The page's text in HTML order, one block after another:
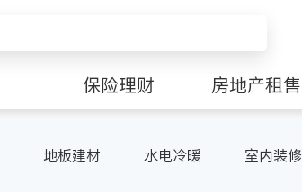
保险理财 房地产租售
地板建材 水电冷暖 室内装修